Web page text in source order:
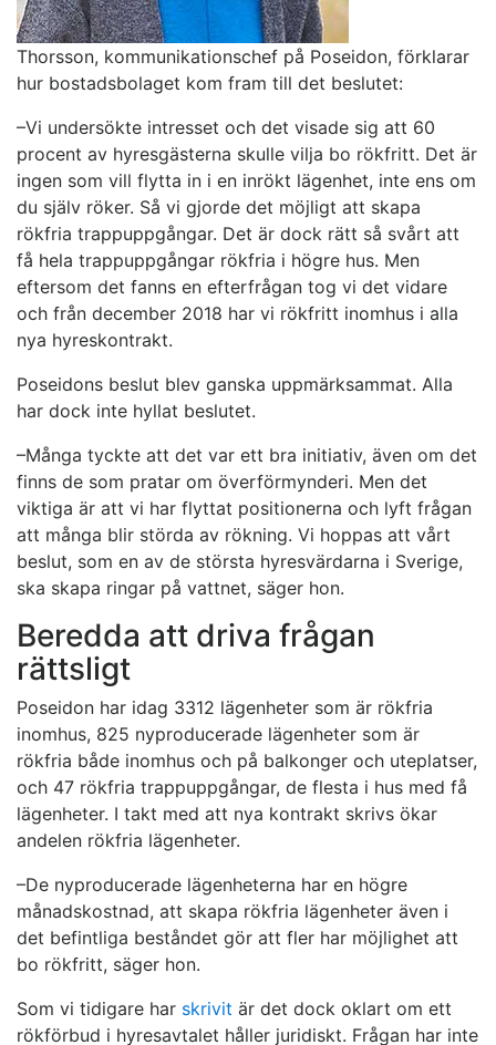
Thorsson, kommunikationschef på Poseidon, förklarar
hur bostadsbolaget kom fram till det beslutet:
–Vi undersökte intresset och det visade sig att 60
procent av hyresgästerna skulle vilja bo rökfritt. Det är
ingen som vill flytta in i en inrökt lägenhet, inte ens om
du själv röker. Så vi gjorde det möjligt att skapa
rökfria trappuppgångar. Det är dock rätt så svårt att
få hela trappuppgångar rökfria i högre hus. Men
eftersom det fanns en efterfrågan tog vi det vidare
och från december 2018 har vi rökfritt inomhus i alla
nya hyreskontrakt.
Poseidons beslut blev ganska uppmärksammat. Alla
har dock inte hyllat beslutet.
–Många tyckte att det var ett bra initiativ, även om det
finns de som pratar om överförmynderi. Men det
viktiga är att vi har flyttat positionerna och lyft frågan
att många blir störda av rökning. Vi hoppas att vårt
beslut, som en av de största hyresvärdarna i Sverige,
ska skapa ringar på vattnet, säger hon.
Beredda att driva frågan
rättsligt
Poseidon har idag 3312 lägenheter som är rökfria
inomhus, 825 nyproducerade lägenheter som är
rökfria både inomhus och på balkonger och uteplatser,
och 47 rökfria trappuppgångar, de flesta i hus med få
lägenheter. I takt med att nya kontrakt skrivs ökar
andelen rökfria lägenheter.
–De nyproducerade lägenheterna har en högre
månadskostnad, att skapa rökfria lägenheter även i
det befintliga beståndet gör att fler har möjlighet att
bo rökfritt, säger hon.
Som vi tidigare har skrivit är det dock oklart om ett
rökförbud i hyresavtalet håller juridiskt. Frågan har inte